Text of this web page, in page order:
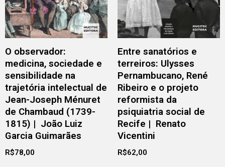
O observador:
medicina, sociedade e
sensibilidade na
trajetória intelectual de
Jean-Joseph Ménuret
de Chambaud (1739-
1815) | João Luiz
Garcia Guimarães
R$78,00
Entre sanatórios e
terreiros: Ulysses
Pernambucano, René
Ribeiro e o projeto
reformista da
psiquiatria social de
Recife | Renato
Vicentini
R$62,00